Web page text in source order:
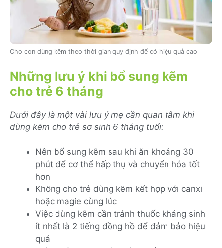
Cho con dùng kẽm theo thời gian quy định để có hiệu quả cao
Những lưu ý khi bổ sung kẽm
cho trẻ 6 tháng
Dưới đây là một vài lưu ý mẹ cần quan tâm khi
dùng kẽm cho trẻ sơ sinh 6 tháng tuổi:
Nên bổ sung kẽm sau khi ăn khoảng 30
phút để cơ thể hấp thụ và chuyển hóa tốt
hơn
Không cho trẻ dùng kẽm kết hợp với canxi
hoặc magie cùng lúc
Việc dùng kẽm cần tránh thuốc kháng sinh
ít nhất là 2 tiếng đồng hồ để đảm bảo hiệu
quả